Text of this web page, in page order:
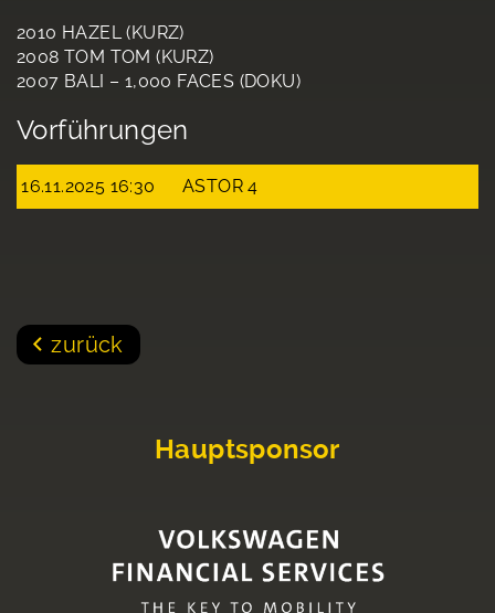
2010 HAZEL (KURZ)
2008 TOM TOM (KURZ)
2007 BALI – 1,000 FACES (DOKU)
Vorführungen
16.11.2025 16:30 ASTOR 4
zurück
Hauptsponsor